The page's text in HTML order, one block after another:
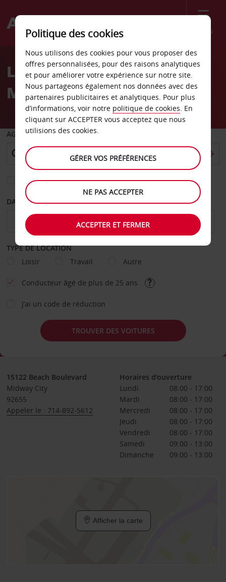
Menu
Welcome
AvisLocation de voiture
Midway City Californie
AGENCE DE DÉPART
Sélectionnez une autre agence de retour
DATE DE DÉPART DATE DE RETOUR
TYPE DE LOCATION
Loisir
Travail Autre
Conducteur âgé de plus de 25 ans
J’ai un code de réduction
TROUVER DES VOITURES
15122 Beach Boulevard
Midway City
92655
Appeler le : 714-892-5612
Horaires d'ouverture
Lundi
08:00 - 17:00
Mardi
08:00 - 17:00
Mercredi
08:00 - 17:00
Jeudi
08:00 - 17:00
Vendredi
08:00 - 17:00
Samedi
09:00 - 13:00
Dimanche
09:00 - 13:00
Afficher la carte
Politique des cookies
Nous utilisons des cookies pour vous proposer des
offres personnalisées, pour des raisons analytiques
et pour améliorer votre expérience sur notre site.
Nous partageons également nos données avec des
partenaires publicitaires et analytiques. Pour plus
d’informations, voir notre politique de cookies. En
cliquant sur ACCEPTER vous acceptez que nous
utilisions des cookies.
GÉRER VOS PRÉFÉRENCES
NE PAS ACCEPTER
ACCEPTER ET FERMER